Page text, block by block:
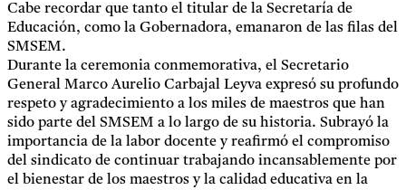
Cabe recordar que tanto el titular de la Secretaría de
Educación, como la Gobernadora, emanaron de las filas del
SMSEM.
Durante la ceremonia conmemorativa, el Secretario
General Marco Aurelio Carbajal Leyva expresó su profundo
respeto y agradecimiento a los miles de maestros que han
sido parte del SMSEM a lo largo de su historia. Subrayó la
importancia de la labor docente y reafirmó el compromiso
del sindicato de continuar trabajando incansablemente por
el bienestar de los maestros y la calidad educativa en la